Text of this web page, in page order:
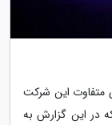
متفاوت این شرکت
در این گزارش به